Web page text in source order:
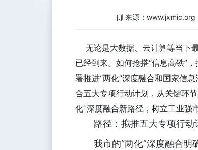
来源：www.jxmic.org
无论是大数据、云计算等当下
已经到来。如何抢搭“信息高铁”
署推进“两化”深度融合和国家信
合五大专项行动计划，从关键环
化”深度融合新路径，树立工业强
路径：拟推五大专项行动
我市的“两化”深度融合明